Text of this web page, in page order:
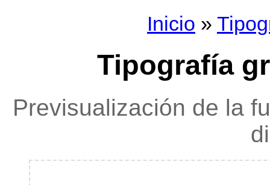
Inicio »
Tipografía
Previsualización de la